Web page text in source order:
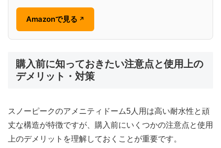
Amazonで見る ↗
購入前に知っておきたい注意点と使用上の
デメリット・対策
スノーピークのアメニティドーム5人用は高い耐水性と頑
丈な構造が特徴ですが、購入前にいくつかの注意点と使用
上のデメリットを理解しておくことが重要です。